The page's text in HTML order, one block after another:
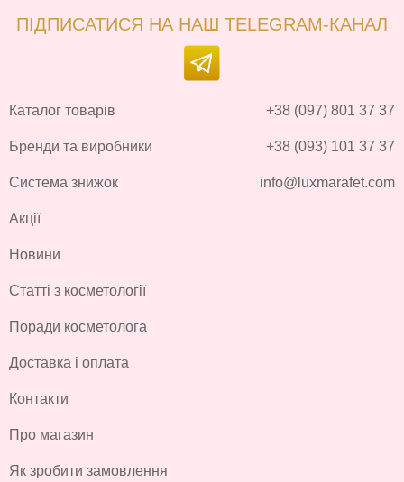
ПІДПИСАТИСЯ НА НАШ TELEGRAM-КАНАЛ
Каталог товарів
Бренди та виробники
Система знижок
Акції
Новини
Статті з косметології
Поради косметолога
Доставка і оплата
Контакти
Про магазин
Як зробити замовлення
+38 (097) 801 37 37
+38 (093) 101 37 37
info@luxmarafet.com